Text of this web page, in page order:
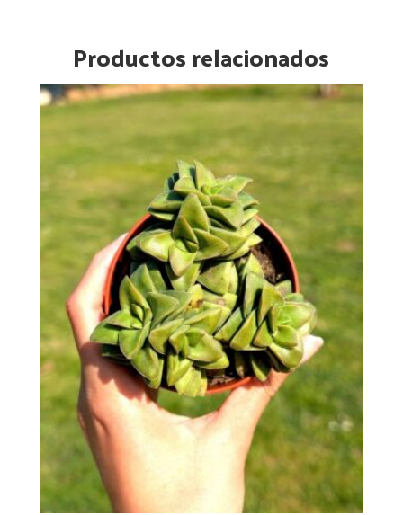
Productos relacionados